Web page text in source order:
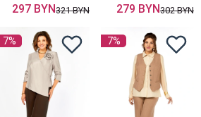
297 BYN321 BYN 279 BYN302 BYN
7% 7%